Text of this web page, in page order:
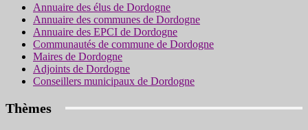
Annuaire des élus de Dordogne
Annuaire des communes de Dordogne
Annuaire des EPCI de Dordogne
Communautés de commune de Dordogne
Maires de Dordogne
Adjoints de Dordogne
Conseillers municipaux de Dordogne
Thèmes